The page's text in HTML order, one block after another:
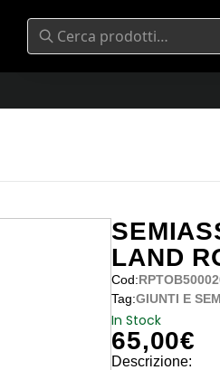
LAND
Cod:
Tag:GIUNTI E
In Stock
65,00€
Descrizione: